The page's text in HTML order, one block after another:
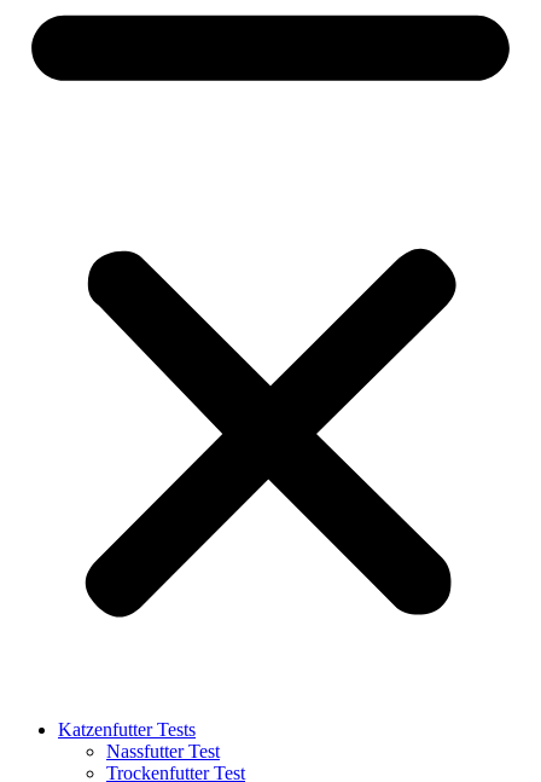
Katzenfutter Tests
Nassfutter Test
Trockenfutter Test